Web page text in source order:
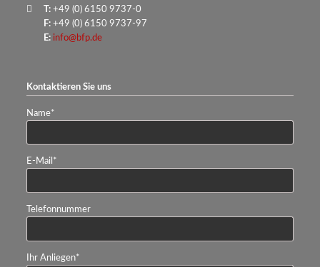
T: +49 (0) 6150 9737-0
F: +49 (0) 6150 9737-97
E: info@bfp.de
Kontaktieren Sie uns
Pflichtfeld
Name*
Pflichtfeld
E-Mail *
Telefonnummer
Pflichtfeld
Ihr Anliegen*